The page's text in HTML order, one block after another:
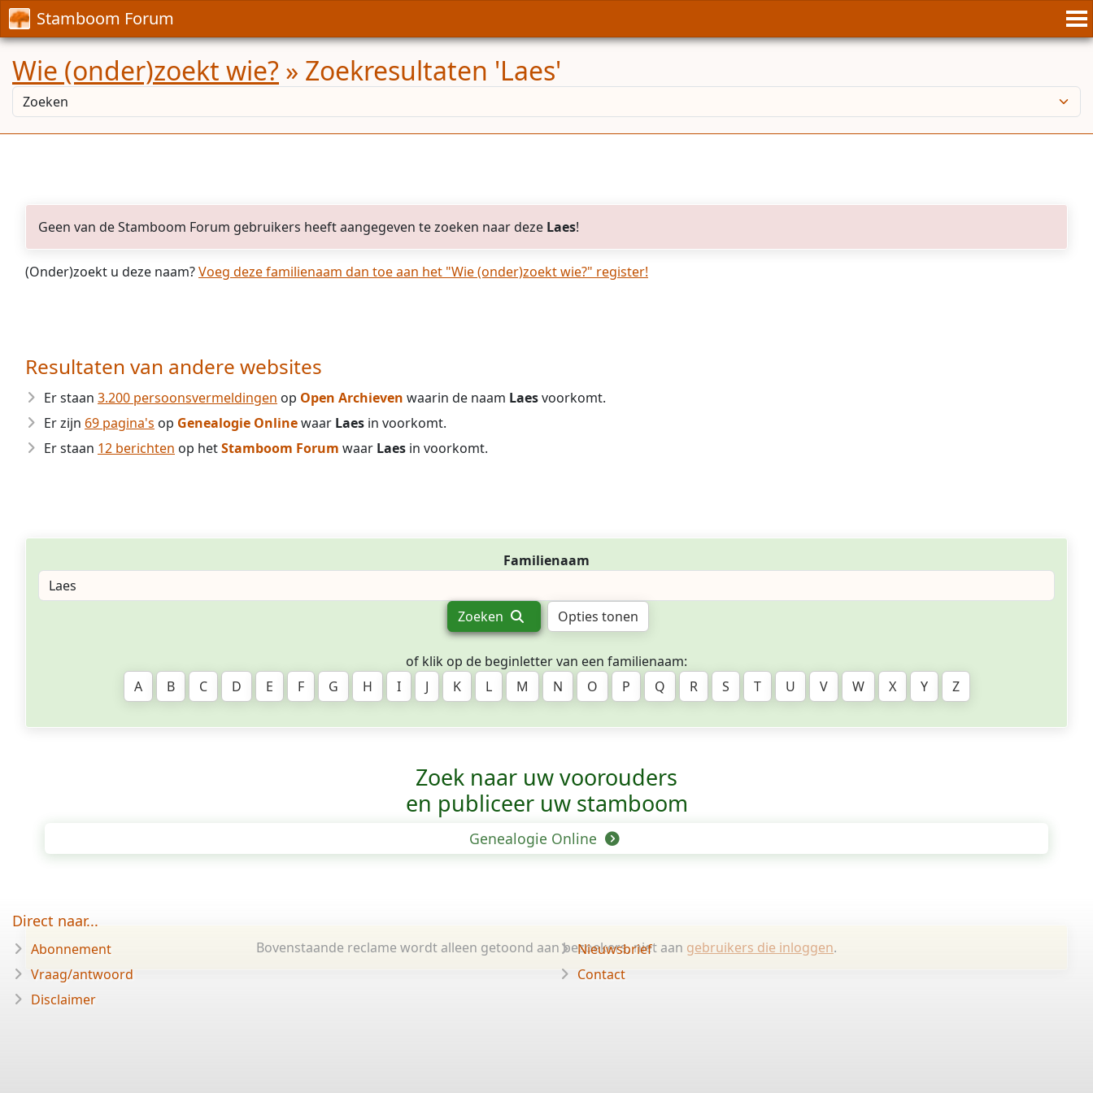
Stamboom Forum
Wie (onder)zoekt wie? » Zoekresultaten 'Laes'
Geen van de Stamboom Forum gebruikers heeft aangegeven te zoeken naar deze Laes!
(Onder)zoekt u deze naam?Voeg deze familienaam dan toe aan het "Wie (onder)zoekt wie?" register!
Resultaten van andere websites
Er staan 3.200 persoonsvermeldingen op Open Archieven waarin de naam Laesvoorkomt.
Er zijn 69 pagina's op Genealogie Onlinewaar Laes in voorkomt.
Er staan 12 berichten op hetStamboom Forum waar Laes in voorkomt.
Familienaam
Zoeken Opties tonen
of klik op de beginletter van een familienaam:
A
B C D E F G H I J K L M N O P Q R S T U V W X Y Z
Zoek naar uw voorouders
en publiceer uw stamboom
Genealogie Online
Bovenstaande reclame wordt alleen getoond aan bezoekers, niet aan gebruikers die inloggen.
Direct naar...
Abonnement
Vraag/antwoord
Disclaimer
Nieuwsbrief
Contact